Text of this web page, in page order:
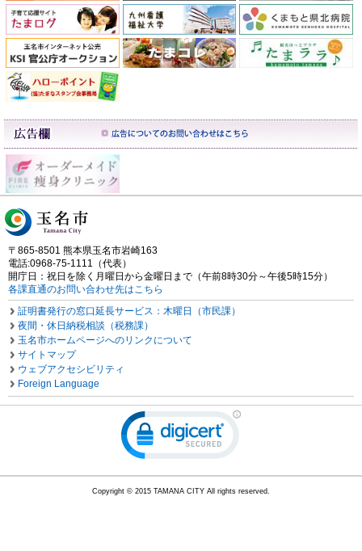
〒865-8501 熊本県玉名市岩崎163
電話:0968-75-1111（代表）
開庁日：祝日を除く月曜日から金曜日まで（午前8時30分～午後5時15分）
各課直通のお問い合わせ先はこちら
証明書発行の窓口延長サービス：木曜日（市民課）
夜間・休日納税相談（税務課）
玉名市ホームページへのリンクについて
サイトマップ
ウェブアクセシビリティ
Foreign Language
Copyright © 2015 TAMANA CITY All rights reserved.